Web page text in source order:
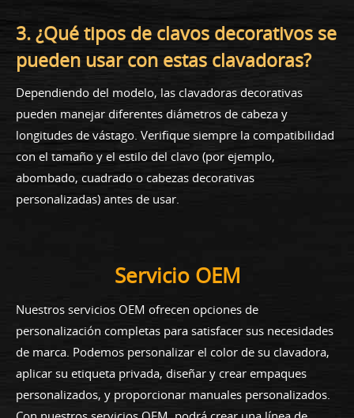
3. ¿Qué tipos de clavos decorativos se
pueden usar con estas clavadoras?
Dependiendo del modelo, las clavadoras decorativas
pueden manejar diferentes diámetros de cabeza y
longitudes de vástago. Verifique siempre la compatibilidad
con el tamaño y el estilo del clavo (por ejemplo,
abombado, cuadrado o cabezas decorativas
personalizadas) antes de usar.
Servicio OEM
Nuestros servicios OEM ofrecen opciones de
personalización completas para satisfacer sus necesidades
de marca. Podemos personalizar el color de su clavadora,
aplicar su etiqueta privada, diseñar y crear empaques
personalizados, y proporcionar manuales personalizados.